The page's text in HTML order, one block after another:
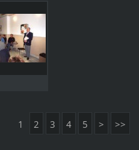
1 2 3 4 5 > >>